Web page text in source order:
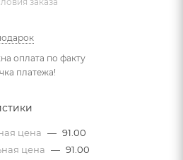
оплата по факту
платежа!
цена — 91.00
цена — 91.00